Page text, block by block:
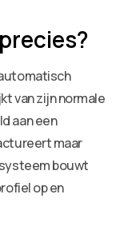
van zijn normale
aan een
maar
bouwt
op en